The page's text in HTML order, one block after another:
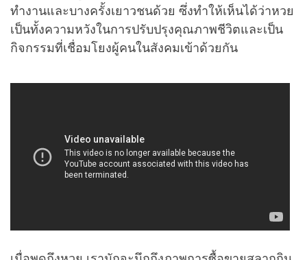
ทำงานและบางครั้งเยาวชนด้วย ซึ่งทำให้เห็นได้ว่าหวย
เป็นทั้งความหวังในการปรับปรุงคุณภาพชีวิตและเป็น
กิจกรรมที่เชื่อมโยงผู้คนในสังคมเข้าด้วยกัน